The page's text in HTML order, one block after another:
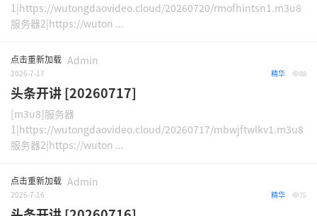
1|https://wutongdaovideo.cloud/20260720/rmofhintsn1.m3u8
服务器2|https://wuton ...
点击重新加载 Admin
2026-7-17 88
精华
头条开讲 [20260717]
[m3u8]服务器
1|https://wutongdaovideo.cloud/20260717/mbwjftwlkv1.m3u8
服务器2|https://wuton ...
点击重新加载 Admin
2026-7-16 75
精华